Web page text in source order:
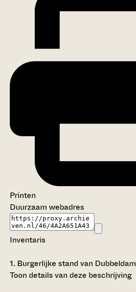
Printen
Duurzaam webadres
Inventaris
1. Burgerlijke stand van Dubbeldam
Toon details van deze beschrijving